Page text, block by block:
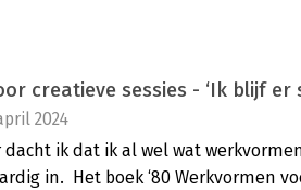
creatieve sessies - ‘Ik blijf er
2024
ik dat ik al wel wat
in. Het boek ‘80 Werkvormen